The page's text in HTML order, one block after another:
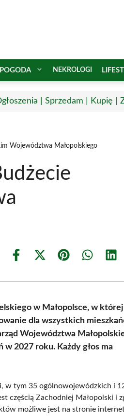
POGODA NEKROLOGI
| Sprzedam | Kupię |
Województwa Małopolskiego
Share
Share
(Twitter)
Share Share
w Małopolsce, w której
dla wszystkich
Województwa
w 2027 roku. Każdy głos ma
w tym 35 ogólnowojewódzkich i
częścią Zachodniej Małopolski i
możliwe jest na stronie